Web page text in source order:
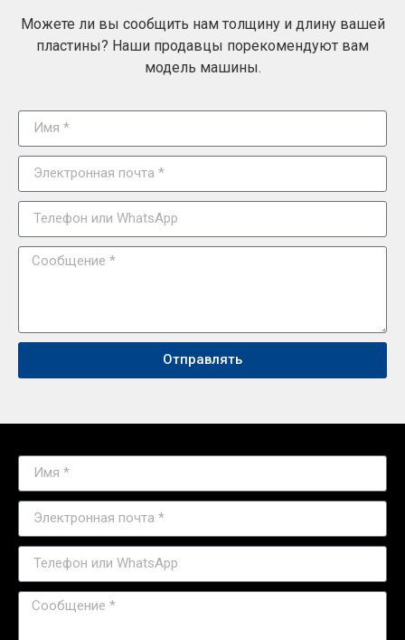
Можете ли вы сообщить нам толщину и длину вашей
пластины? Наши продавцы порекомендуют вам
модель машины.
Отправлять